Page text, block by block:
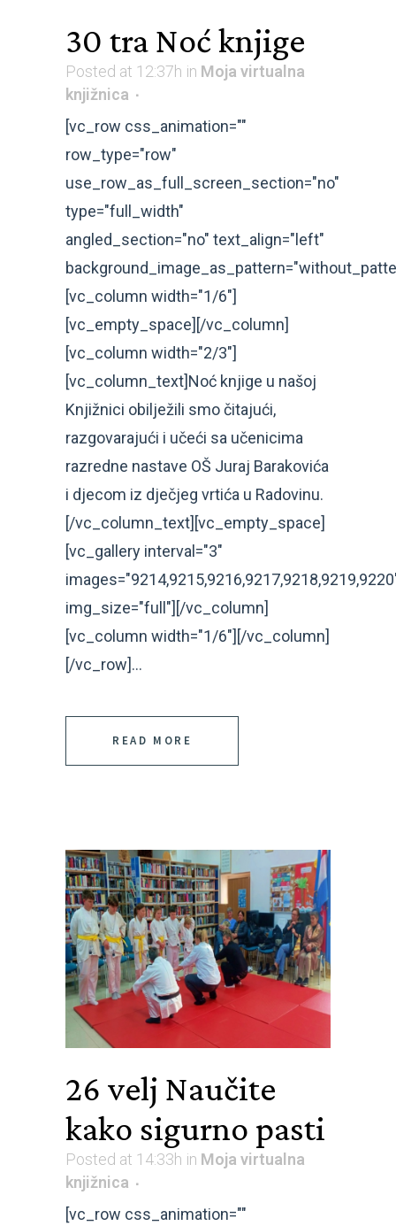
30 tra Noć knjige
Posted at 12:37h in Moja virtualna
knjižnica
[vc_row css_animation=""
row_type="row"
use_row_as_full_screen_section="no"
type="full_width"
angled_section="no" text_align="left"
[vc_column width="1/6"]
[vc_empty_space][/vc_column]
[vc_column width="2/3"]
[vc_column_text]Noć knjige u našoj
Knjižnici obilježili smo čitajući,
razgovarajući i učeći sa učenicima
razredne nastave OŠ Juraj Barakovića
i djecom iz dječjeg vrtića u Radovinu.
[/vc_column_text][vc_empty_space]
[vc_gallery interval="3"
img_size="full"][/vc_column]
[vc_column width="1/6"][/vc_column]
[/vc_row]...
READ MORE
26 velj Naučite
kako sigurno pasti
Posted at 14:33h in Moja virtualna
knjižnica
[vc_row css_animation=""